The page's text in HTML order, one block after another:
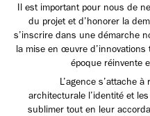
Il est important pour nous de
du projet et d’honorer la
s’inscrire dans une démarche
la mise en œuvre
époque réinvente
L’agence s’attache
architecturale l’identité et
sublimer tout en leur